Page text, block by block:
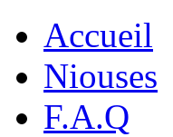
Accueil
Niouses
F.A.Q